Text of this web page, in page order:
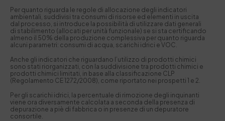
Per quanto riguarda le regole di allocazione degli indicatori
ambientali, suddivisi tra consumi di risorse ed elementi in uscita
dal processo, si introduce la possibilità di utilizzare dati generali
di stabilimento (allocati per unità funzionale) se si sta certificando
almeno il 50% della produzione complessiva per quanto riguarda
alcuni parametri: consumi di acqua, scarichi idrici e VOC.
Anche gli indicatori che riguardano l’utilizzo di prodotti chimici
sono stati riorganizzati, con la suddivisione tra prodotti chimici e
prodotti chimici limitati, in base alla classificazione CLP
(Regolamento CE 1272/2008), come riportato nei prospetti 1 e 2.
Per gli scarichi idrici, la percentuale di rimozione degli inquinanti
viene ora diversamente calcolata a seconda della presenza di
depurazione a piè di fabbrica o in presenze di un depuratore
consortile.